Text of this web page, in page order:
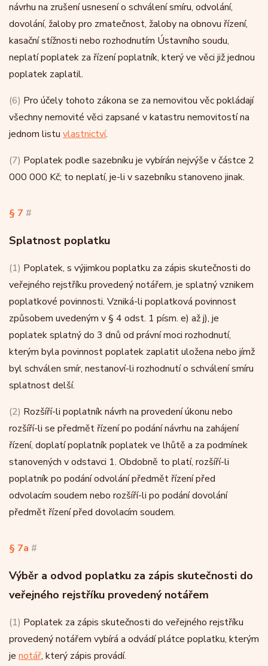
návrhu na zrušení usnesení o schválení smíru, odvolání,
dovolání, žaloby pro zmatečnost, žaloby na obnovu řízení,
kasační stížnosti nebo rozhodnutím Ústavního soudu,
neplatí poplatek za řízení poplatník, který ve věci již jednou
poplatek zaplatil.
(6) Pro účely tohoto zákona se za nemovitou věc pokládají
všechny nemovité věci zapsané v katastru nemovitostí na
jednom listu vlastnictví.
(7) Poplatek podle sazebníku je vybírán nejvýše v částce 2
000 000 Kč; to neplatí, je-li v sazebníku stanoveno jinak.
§ 7 #
Splatnost poplatku
(1) Poplatek, s výjimkou poplatku za zápis skutečnosti do
veřejného rejstříku provedený notářem, je splatný vznikem
poplatkové povinnosti. Vzniká-li poplatková povinnost
způsobem uvedeným v § 4 odst. 1 písm. e) až j), je
poplatek splatný do 3 dnů od právní moci rozhodnutí,
kterým byla povinnost poplatek zaplatit uložena nebo jímž
byl schválen smír, nestanoví-li rozhodnutí o schválení smíru
splatnost delší.
(2) Rozšíří-li poplatník návrh na provedení úkonu nebo
rozšíří-li se předmět řízení po podání návrhu na zahájení
řízení, doplatí poplatník poplatek ve lhůtě a za podmínek
stanovených v odstavci 1. Obdobně to platí, rozšíří-li
poplatník po podání odvolání předmět řízení před
odvolacím soudem nebo rozšíří-li po podání dovolání
předmět řízení před dovolacím soudem.
§ 7a #
Výběr a odvod poplatku za zápis skutečnosti do
veřejného rejstříku provedený notářem
(1) Poplatek za zápis skutečnosti do veřejného rejstříku
provedený notářem vybírá a odvádí plátce poplatku, kterým
je notář, který zápis provádí.